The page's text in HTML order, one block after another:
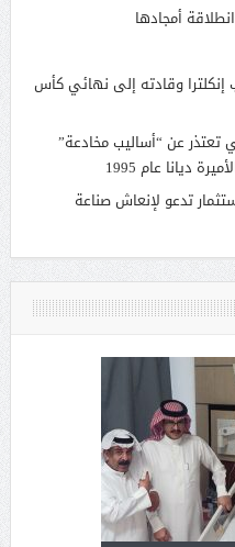
أمجادها
وقادته إلى نهائي كأس
عن “أساليب مخادعة”
ديانا عام 1995
تدعو لإنعاش صناعة